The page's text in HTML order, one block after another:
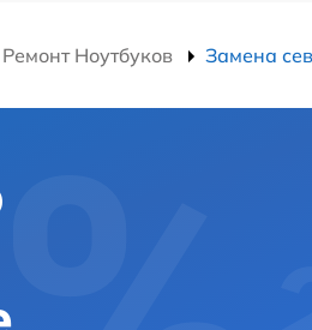
Ремонт Ноутбуков Замена